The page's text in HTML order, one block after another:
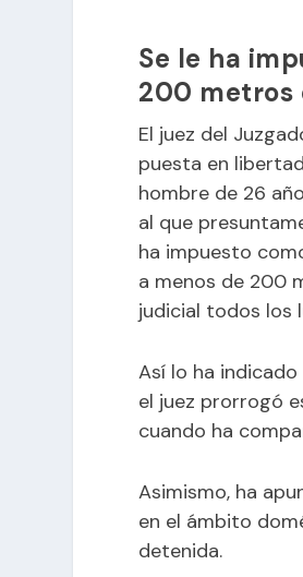
Se le ha
200 metros
El juez del
puesta en
hombre de 26
al que
ha impuesto
a menos de 200
judicial todos los
Así lo ha
el juez prorrogó
cuando ha
Asimismo, ha
en el ámbito
detenida.